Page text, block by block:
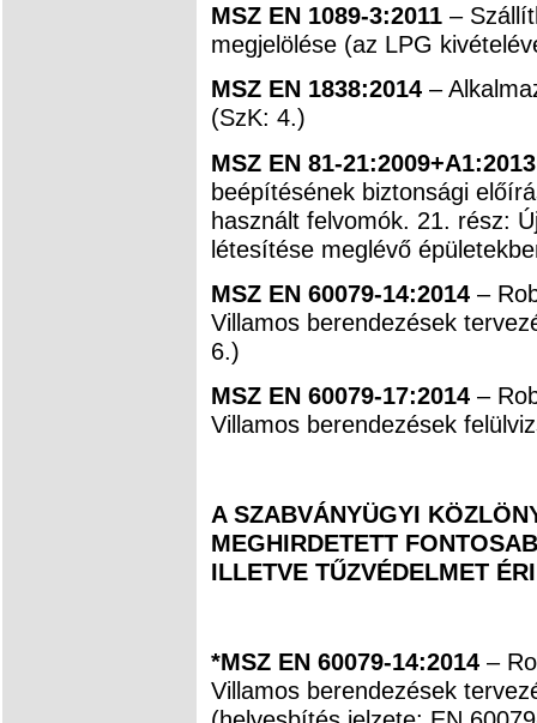
MSZ EN 1089-3:2011–
megjelölése (az LPG
MSZ EN 1838:2014 –
(SzK: 4.)
MSZ EN 81-
beépítésének biztonsági
használt felvomók. 21. rész:
létesítése meglévő
MSZ EN 60079-14:2014 –
Villamos berendezések
6.)
MSZ EN 60079-17:2014–
Villamos berendezések
A SZABVÁNYÜGYI
MEGHIRDETETT
ILLETVE TŰZVÉDELMET
*MSZ EN 60079-14:2014 –
Villamos berendezések